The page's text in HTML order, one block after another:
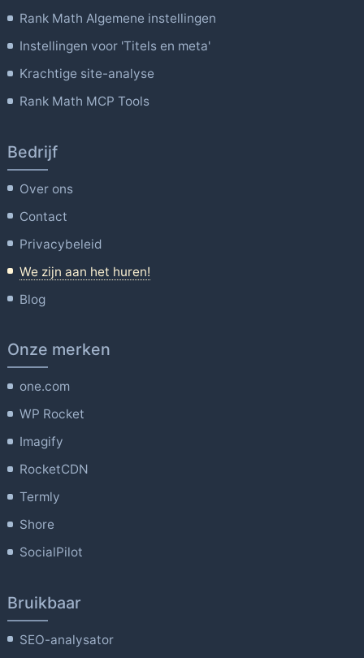
Rank Math Algemene instellingen
Instellingen voor 'Titels en meta'
Krachtige site-analyse
Rank Math MCP Tools
Bedrijf
Over ons
Contact
Privacybeleid
We zijn aan het huren!
Blog
Onze merken
one.com
WP Rocket
Imagify
RocketCDN
Termly
Shore
SocialPilot
Bruikbaar
SEO-analysator